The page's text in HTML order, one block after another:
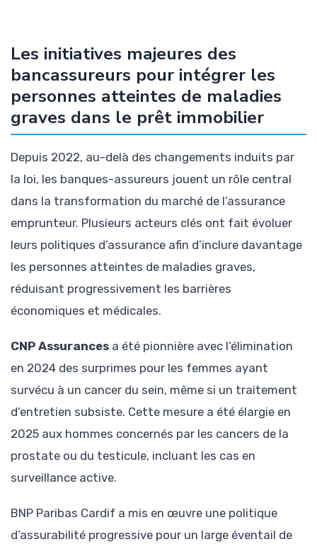
Les initiatives majeures des
bancassureurs pour intégrer les
personnes atteintes de maladies
graves dans le prêt immobilier
Depuis 2022, au-delà des changements induits par
la loi, les banques-assureurs jouent un rôle central
dans la transformation du marché de l’assurance
emprunteur. Plusieurs acteurs clés ont fait évoluer
leurs politiques d’assurance afin d’inclure davantage
les personnes atteintes de maladies graves,
réduisant progressivement les barrières
économiques et médicales.
CNP Assurances a été pionnière avec l’élimination
en 2024 des surprimes pour les femmes ayant
survécu à un cancer du sein, même si un traitement
d’entretien subsiste. Cette mesure a été élargie en
2025 aux hommes concernés par les cancers de la
prostate ou du testicule, incluant les cas en
surveillance active.
BNP Paribas Cardif a mis en œuvre une politique
d’assurabilité progressive pour un large éventail de